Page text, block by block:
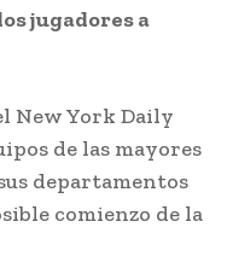
jugadores a
New York Daily
de las mayores
departamentos
comienzo de la